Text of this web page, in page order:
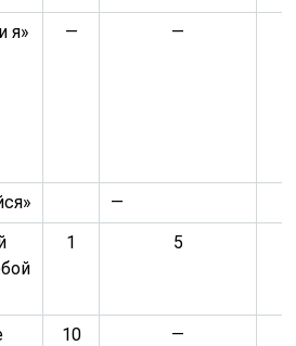
я» — —
—
1 5
10 —